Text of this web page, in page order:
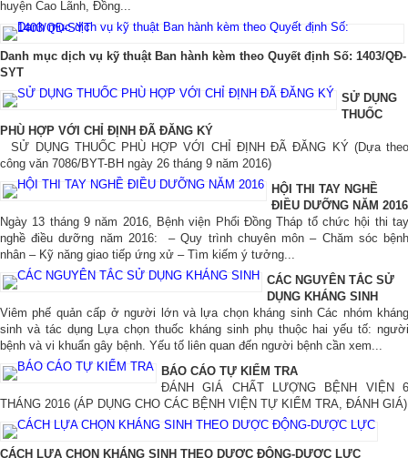
huyện Cao Lãnh, Đồng...
Danh mục dịch vụ kỹ thuật Ban hành kèm theo Quyết định Số: 1403/QĐ-
SYT
SỬ DỤNG
THUỐC
PHÙ HỢP VỚI CHỈ ĐỊNH ĐÃ ĐĂNG KÝ
SỬ DỤNG THUỐC PHÙ HỢP VỚI CHỈ ĐỊNH ĐÃ ĐĂNG KÝ (Dựa theo
công văn 7086/BYT-BH ngày 26 tháng 9 năm 2016)
HỘI THI TAY NGHỀ
ĐIỀU DƯỠNG NĂM 2016
Ngày 13 tháng 9 năm 2016, Bệnh viện Phổi Đồng Tháp tổ chức hội thi tay
nghề điều dưỡng năm 2016: – Quy trình chuyên môn – Chăm sóc bệnh
nhân – Kỹ năng giao tiếp ứng xử – Tìm kiếm ý tưởng...
CÁC NGUYÊN TẮC SỬ
DỤNG KHÁNG SINH
Viêm phế quản cấp ở người lớn và lựa chọn kháng sinh Các nhóm kháng
sinh và tác dụng Lựa chọn thuốc kháng sinh phụ thuộc hai yếu tố: người
bệnh và vi khuẩn gây bệnh. Yếu tố liên quan đến người bệnh cần xem...
BÁO CÁO TỰ KIỂM TRA
ĐÁNH GIÁ CHẤT LƯỢNG BỆNH VIỆN 6
THÁNG 2016 (ÁP DỤNG CHO CÁC BỆNH VIỆN TỰ KIỂM TRA, ĐÁNH GIÁ)
CÁCH LỰA CHỌN KHÁNG SINH THEO DƯỢC ĐỘNG-DƯỢC LỰC